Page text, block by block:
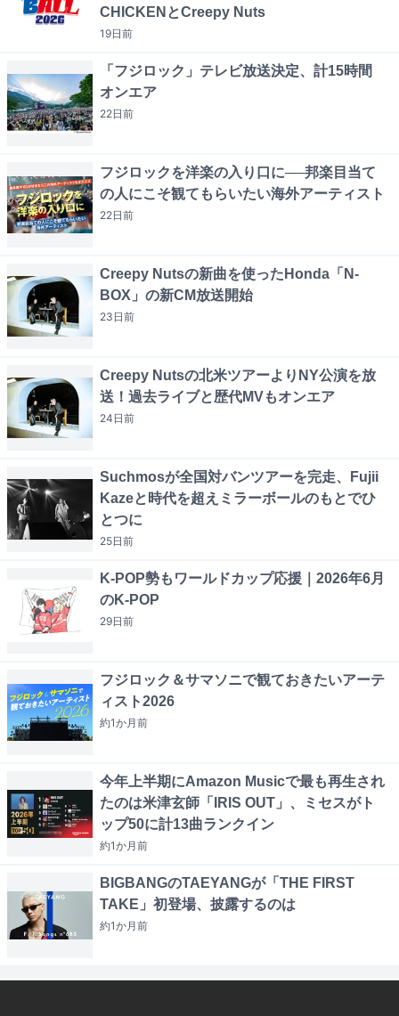
CHICKENとCreepy Nuts
19日前
「フジロック」テレビ放送決定、計15時間
オンエア
22日前
フジロックを洋楽の入り口に──邦楽目当て
の人にこそ観てもらいたい海外アーティスト
22日前
Creepy Nutsの新曲を使ったHonda「N-
BOX」の新CM放送開始
23日前
Creepy Nutsの北米ツアーよりNY公演を放
送！過去ライブと歴代MVもオンエア
24日前
Suchmosが全国対バンツアーを完走、Fujii
Kazeと時代を超えミラーボールのもとでひ
とつに
25日前
K-POP勢もワールドカップ応援｜2026年6月
のK-POP
29日前
フジロック＆サマソニで観ておきたいアーテ
ィスト2026
約1か月前
今年上半期にAmazon Musicで最も再生され
たのは米津玄師「IRIS OUT」、ミセスがト
ップ50に計13曲ランクイン
約1か月前
BIGBANGのTAEYANGが「THE FIRST
TAKE」初登場、披露するのは
約1か月前